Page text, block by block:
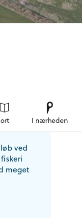
I nærheden
ved
meget